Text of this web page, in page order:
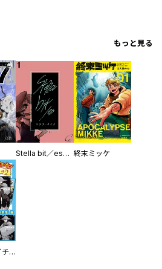
もっと見る
Stella bit／es【単話版】 終末ミッケ
ヴェルドライチオシ聖典パック 『転スラ』ミニ画集付き シリウス人気作３選